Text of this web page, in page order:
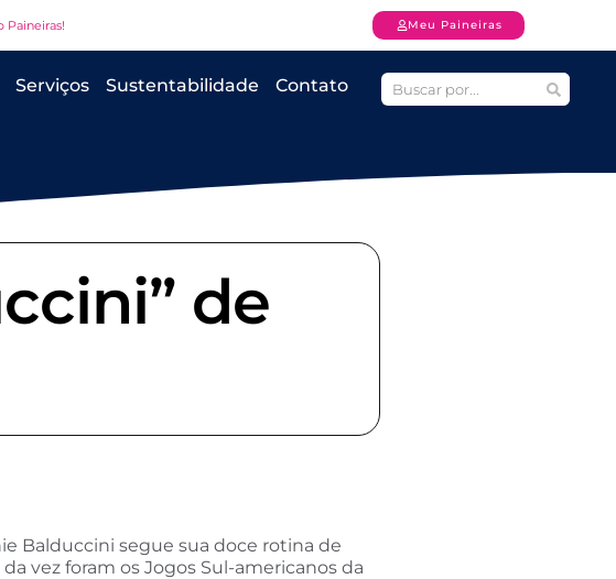
Paineiras! Meu Paineiras
Serviços Sustentabilidade Contato
de
Balduccini segue sua doce rotina de
vez foram os Jogos Sul-americanos da